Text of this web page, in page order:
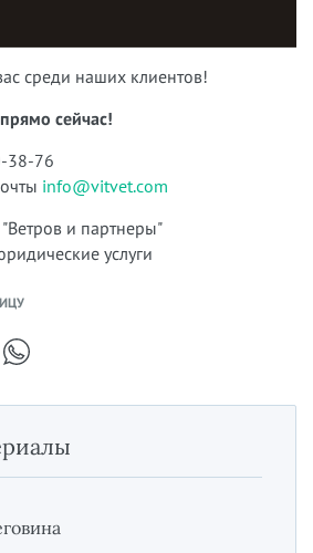
среди наших клиентов!
сейчас!
38-76
info@vitvet.com
и партнеры"
услуги